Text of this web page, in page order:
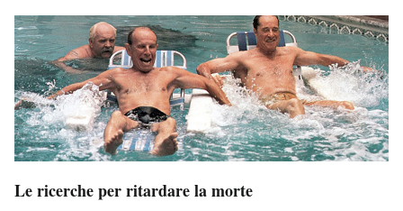
Le ricerche per ritardare la morte